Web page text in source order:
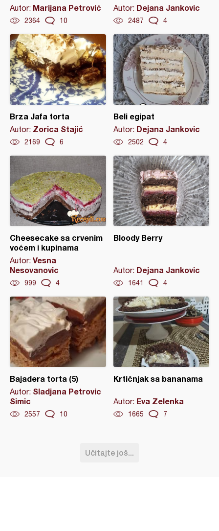
Autor: Marijana Petrović
2364 10
Autor: Dejana Jankovic
2487 4
Brza Jafa torta
Autor: Zorica Stajić
2169 6
Beli egipat
Autor: Dejana Jankovic
2502 4
Cheesecake sa crvenim
voćem i kupinama
Autor: Vesna
Nesovanovic
999 4
Bloody Berry
Autor: Dejana Jankovic
1641 4
Bajadera torta (5)
Autor: Sladjana Petrovic
Simic
2557 10
Krtičnjak sa bananama
Autor: Eva Zelenka
1665 7
Učitajte još...